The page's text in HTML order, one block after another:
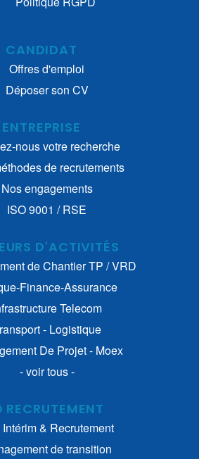
CANDIDAT
Offres d'emploi
Déposer son CV
ENTREPRISE
nous votre recherche
de recrutements
Nos engagements
ISO 9001 / RSE
D'ACTIVITÉS
de Chantier TP / VRD
Finance-Assurance
Telecom
- Logistique
De Projet - Moex
- voir tous -
RECRUTEMENT
Intérim & Recrutement
de transition